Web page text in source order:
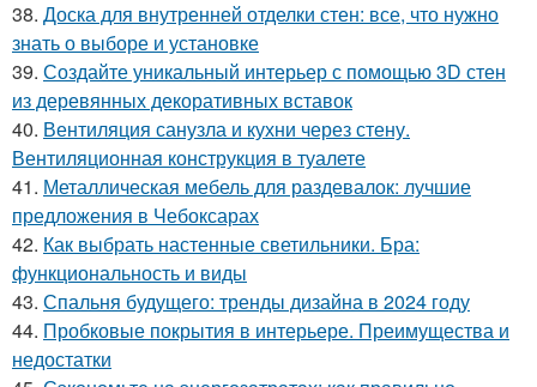
38. Доска для внутренней отделки стен: все, что нужно
знать о выборе и установке
39. Создайте уникальный интерьер с помощью 3D стен
из деревянных декоративных вставок
40. Вентиляция санузла и кухни через стену.
Вентиляционная конструкция в туалете
41. Металлическая мебель для раздевалок: лучшие
предложения в Чебоксарах
42. Как выбрать настенные светильники. Бра:
функциональность и виды
43. Спальня будущего: тренды дизайна в 2024 году
44. Пробковые покрытия в интерьере. Преимущества и
недостатки